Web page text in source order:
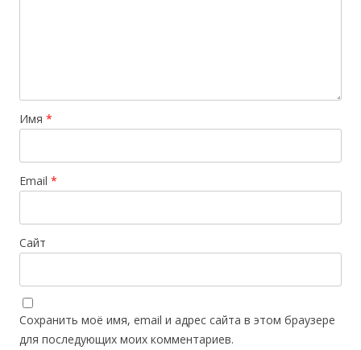
Имя *
Email *
Сайт
Сохранить моё имя, email и адрес сайта в этом браузере
для последующих моих комментариев.